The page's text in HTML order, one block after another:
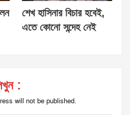
শেখ হাসিনার বিচার হবেই,
এতে কোনো সন্দেহ নেই
:
will not be published.